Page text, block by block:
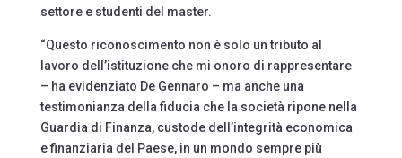
settore e studenti del master.
“Questo riconoscimento non è solo un tributo al
lavoro dell’istituzione che mi onoro di rappresentare
– ha evidenziato De Gennaro – ma anche una
testimonianza della fiducia che la società ripone nella
Guardia di Finanza, custode dell’integrità economica
e finanziaria del Paese, in un mondo sempre più